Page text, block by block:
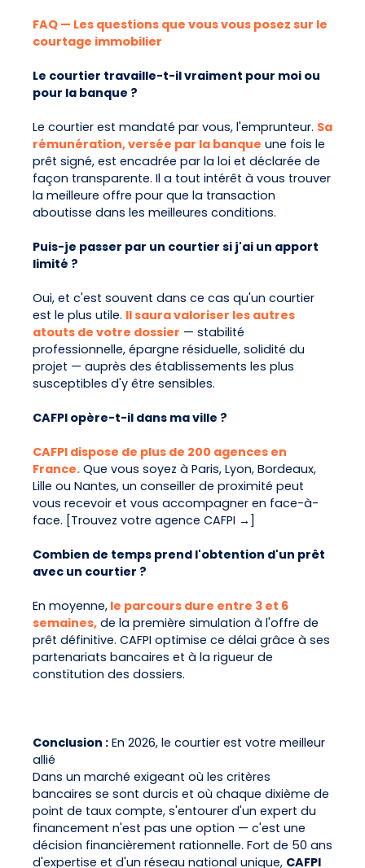
FAQ — Les questions que vous vous posez sur le
courtage immobilier
Le courtier travaille-t-il vraiment pour moi ou
pour la banque ?
Le courtier est mandaté par vous, l'emprunteur. Sa
rémunération, versée par la banque une fois le
prêt signé, est encadrée par la loi et déclarée de
façon transparente. Il a tout intérêt à vous trouver
la meilleure offre pour que la transaction
aboutisse dans les meilleures conditions.
Puis-je passer par un courtier si j'ai un apport
limité ?
Oui, et c'est souvent dans ce cas qu'un courtier
est le plus utile. Il saura valoriser les autres
atouts de votre dossier — stabilité
professionnelle, épargne résiduelle, solidité du
projet — auprès des établissements les plus
susceptibles d'y être sensibles.
CAFPI opère-t-il dans ma ville ?
CAFPI dispose de plus de 200 agences en
France. Que vous soyez à Paris, Lyon, Bordeaux,
Lille ou Nantes, un conseiller de proximité peut
vous recevoir et vous accompagner en face-à-
face. [Trouvez votre agence CAFPI →]
Combien de temps prend l'obtention d'un prêt
avec un courtier ?
En moyenne, le parcours dure entre 3 et 6
semaines, de la première simulation à l'offre de
prêt définitive. CAFPI optimise ce délai grâce à ses
partenariats bancaires et à la rigueur de
constitution des dossiers.
Conclusion : En 2026, le courtier est votre meilleur
allié
Dans un marché exigeant où les critères
bancaires se sont durcis et où chaque dixième de
point de taux compte, s'entourer d'un expert du
financement n'est pas une option — c'est une
décision financièrement rationnelle. Fort de 50 ans
d'expertise et d'un réseau national unique, CAFPI